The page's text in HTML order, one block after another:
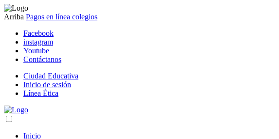
Arriba Pagos en línea colegios
Facebook
instagram
Youtube
Contáctanos
Ciudad Educativa
Inicio de sesión
Línea Ética
Inicio